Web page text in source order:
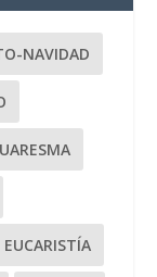
NAVIDAD
EUCARISTÍA